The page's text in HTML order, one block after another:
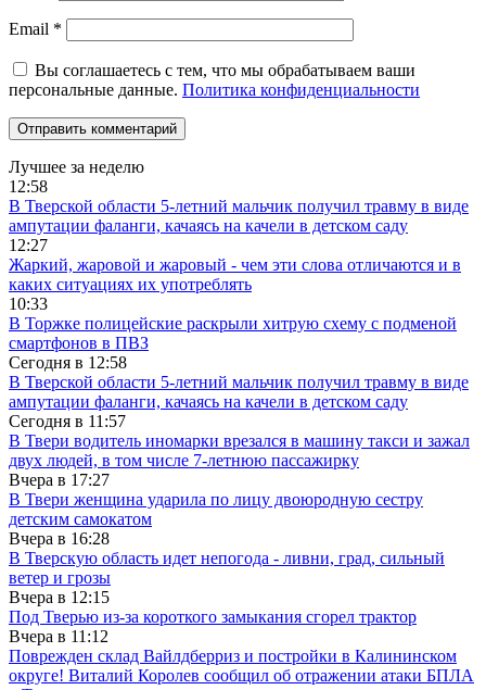
Email *
Вы соглашаетесь с тем, что мы обрабатываем ваши
персональные данные. Политика конфиденциальности
Лучшее за неделю
12:58
В Тверской области 5-летний мальчик получил травму в виде
ампутации фаланги, качаясь на качели в детском саду
12:27
Жаркий, жаровой и жаровый - чем эти слова отличаются и в
каких ситуациях их употреблять
10:33
В Торжке полицейские раскрыли хитрую схему с подменой
смартфонов в ПВЗ
Сегодня в 12:58
В Тверской области 5-летний мальчик получил травму в виде
ампутации фаланги, качаясь на качели в детском саду
Сегодня в 11:57
В Твери водитель иномарки врезался в машину такси и зажал
двух людей, в том числе 7-летнюю пассажирку
Вчера в 17:27
В Твери женщина ударила по лицу двоюродную сестру
детским самокатом
Вчера в 16:28
В Тверскую область идет непогода - ливни, град, сильный
ветер и грозы
Вчера в 12:15
Под Тверью из-за короткого замыкания сгорел трактор
Вчера в 11:12
Поврежден склад Вайлдберриз и постройки в Калининском
округе! Виталий Королев сообщил об отражении атаки БПЛА